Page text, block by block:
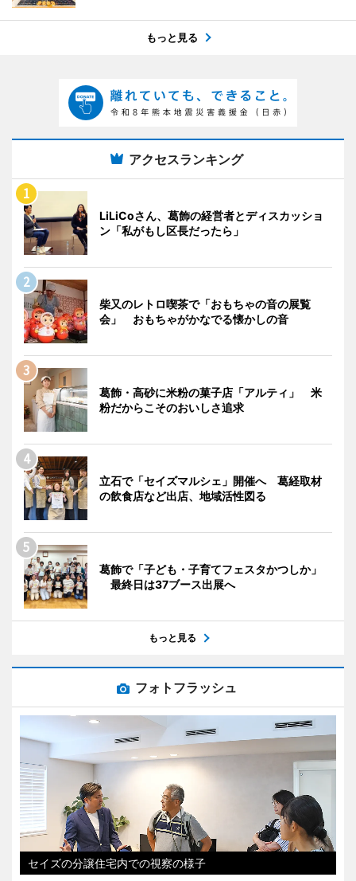
もっと見る
アクセスランキング
LiLiCoさん、葛飾の経営者とディスカッショ
ン「私がもし区長だったら」
柴又のレトロ喫茶で「おもちゃの音の展覧
会」 おもちゃがかなでる懐かしの音
葛飾・高砂に米粉の菓子店「アルティ」 米
粉だからこそのおいしさ追求
立石で「セイズマルシェ」開催へ 葛経取材
の飲食店など出店、地域活性図る
葛飾で「子ども・子育てフェスタかつしか」
最終日は37ブース出展へ
もっと見る
フォトフラッシュ
セイズの分譲住宅内での視察の様子